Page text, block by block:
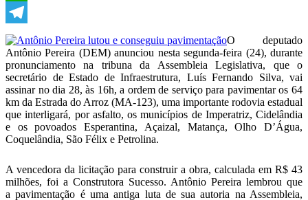
WhatsApp
Telegram
O deputado
Antônio Pereira (DEM) anunciou nesta segunda-feira (24), durante
pronunciamento na tribuna da Assembleia Legislativa, que o
secretário de Estado de Infraestrutura, Luís Fernando Silva, vai
assinar no dia 28, às 16h, a ordem de serviço para pavimentar os 64
km da Estrada do Arroz (MA-123), uma importante rodovia estadual
que interligará, por asfalto, os municípios de Imperatriz, Cidelândia
e os povoados Esperantina, Açaizal, Matança, Olho D’Água,
Coquelândia, São Félix e Petrolina.
A vencedora da licitação para construir a obra, calculada em R$ 43
milhões, foi a Construtora Sucesso. Antônio Pereira lembrou que
a pavimentação é uma antiga luta de sua autoria na Assembleia,